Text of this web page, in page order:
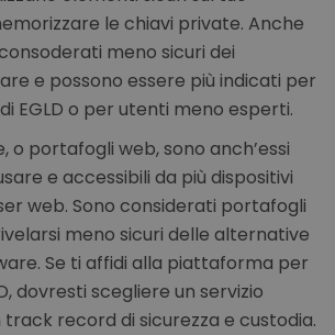
le chiavi private. Anche
meno sicuri dei
e possono essere più indicati per
EGLD o per utenti meno esperti.
o portafogli web, sono anch’essi
e accessibili da più dispositivi
web. Sono considerati portafogli
meno sicuri delle alternative
Se ti affidi alla piattaforma per
dovresti scegliere un servizio
record di sicurezza e custodia.